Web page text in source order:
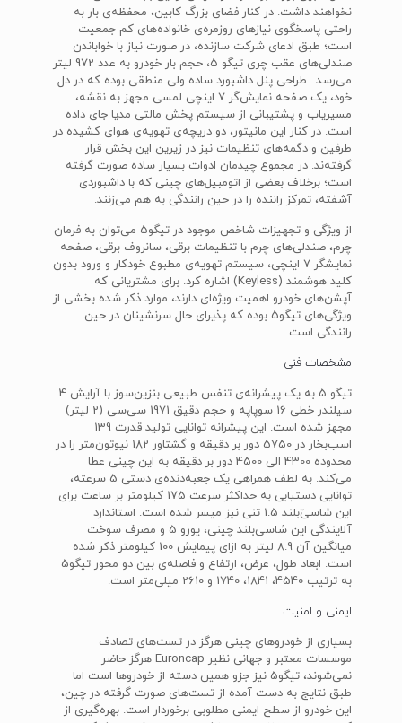
نخواهند داشت. در کنار فضای بزرگ کابین، محفظه‌ی بار به
راحتی پاسخگوی نیازهای روزمره‌ی خانواده‌های کم جمعیت
است؛ طبق ادعای شرکت سازنده، در صورت نیاز با خواباندن
صندلی‌های عقب چری تیگو 5، حجم بار خودرو به عدد 972 لیتر
می‌رسد.. طراحی پنل داشبورد ساده ولی منطقی بوده که در دل
خود، یک صفحه نمایش‌گر 7 اینچی لمسی مجهز به نقشه،
مسیریاب و پشتیبانی از سیستم پخش مالتی مدیا جای داده
است. در کنار این مانیتور، دو دریچه‌ی تهویه‌ی هوای کشیده در
طرفین و دگمه‌های تنظیمات نیز در زیرین این بخش قرار
گرفته‌ند. در مجموع چیدمان ادوات بسیار ساده صورت گرفته
است؛ برخلاف بعضی از اتومبیل‌های چینی که با داشبوردی
آشفته، تمرکز راننده را در حین رانندگی به هم می‌زنند.
از ویژگی‌ و تجهیزات شاخص موجود در تیگو5 می‌توان به فرمان
چرم، صندلی‌های چرم با تنظیمات برقی، سانروف برقی، صفحه‌
نمایشگر 7 اینچی، سیستم تهویه‌ی مطبوع خودکار و ورود بدون
کلید هوشمند (Keyless) اشاره کرد. برای مشتریانی که
آپشن‌های خودرو اهمیت ویژه‌ای دارند، موارد ذکر شده بخشی از
ویژگی‌های تیگو5 بوده که پذیرای حال سرنشینان در حین
رانندگی است.
مشخصات فنی
تیگو 5 به یک پیشرانه‌ی تنفس طبیعی بنزین‌سوز با آرایش 4
سیلندر خطی 16 سوپاپه و حجم دقیق 1971 سی‌سی (2 لیتر)
مجهز شده است. این پیشرانه توانایی تولید قدرت 139
اسب‌بخار در 5750 دور بر دقیقه و گشتاور 182 نیوتون‌متر را در
محدوده‌ 4300 الی 4500 دور بر دقیقه به این چینی عطا
می‌کند. به لطف همراهی یک جعبه‌دنده‌ی دستی 5 سرعته،
توانایی دستیابی به حداکثر سرعت 175 کیلومتر بر ساعت برای
این شاسی‌ّبلند 1.5 تنی نیز میسر شده است. استاندارد
آلایندگی این شاسی‌بلند چینی، یورو 5 و مصرف سوخت
میانگین آن 8.9 لیتر به ازای پیمایش 100 کیلومتر ذکر شده
است. ابعاد طول، عرض، ارتفاع و فاصله‌ی بین دو محور تیگو5
به ترتیب 4540، 1841، 1740 و 2610 میلی‌متر است.
ایمنی و امنیت
بسیاری از خودروهای چینی هرگز در تست‌های تصادف
موسسات معتبر و جهانی نظیر Euroncap هرگز حاضر
نمی‌شوند، تیگو5 نیز جزو همین دسته از خودروها است اما
طبق نتایج به دست آمده از تست‌های صورت گرفته در چین،
این خودرو از سطح ایمنی مطلوبی برخوردار است. بهره‌گیری از